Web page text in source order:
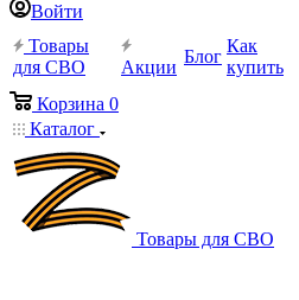
Войти
Товары
для СВО
Акции
Блог
Как
купить
Корзина 0
Каталог
Товары для СВО